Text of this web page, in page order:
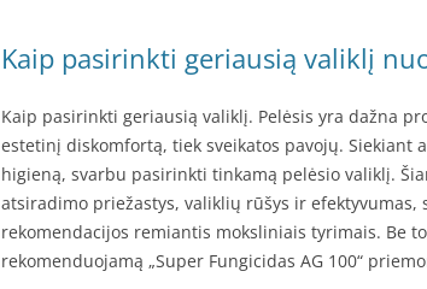
Kaip pasirinkti geriausią valiklį
Kaip pasirinkti geriausią valiklį. Pelėsis yra dažna
estetinį diskomfortą, tiek sveikatos pavojų. Siekiant
higieną, svarbu pasirinkti tinkamą pelėsio valiklį.
atsiradimo priežastys, valiklių rūšys ir efektyvumas,
rekomendacijos remiantis moksliniais tyrimais. Be
rekomenduojamą „Super Fungicidas AG 100“